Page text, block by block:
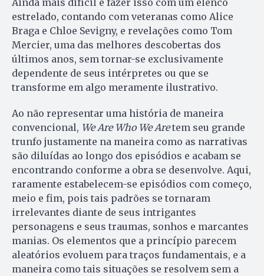
Ainda mais difícil é fazer isso com um elenco
estrelado, contando com veteranas como Alice
Braga e Chloe Sevigny, e revelações como Tom
Mercier, uma das melhores descobertas dos
últimos anos, sem tornar-se exclusivamente
dependente de seus intérpretes ou que se
transforme em algo meramente ilustrativo.
Ao não representar uma história de maneira
convencional, We Are Who We Aretem seu grande
trunfo justamente na maneira como as narrativas
são diluídas ao longo dos episódios e acabam se
encontrando conforme a obra se desenvolve. Aqui,
raramente estabelecem-se episódios com começo,
meio e fim, pois tais padrões se tornaram
irrelevantes diante de seus intrigantes
personagens e seus traumas, sonhos e marcantes
manias. Os elementos que a princípio parecem
aleatórios evoluem para traços fundamentais, e a
maneira como tais situações se resolvem sem a